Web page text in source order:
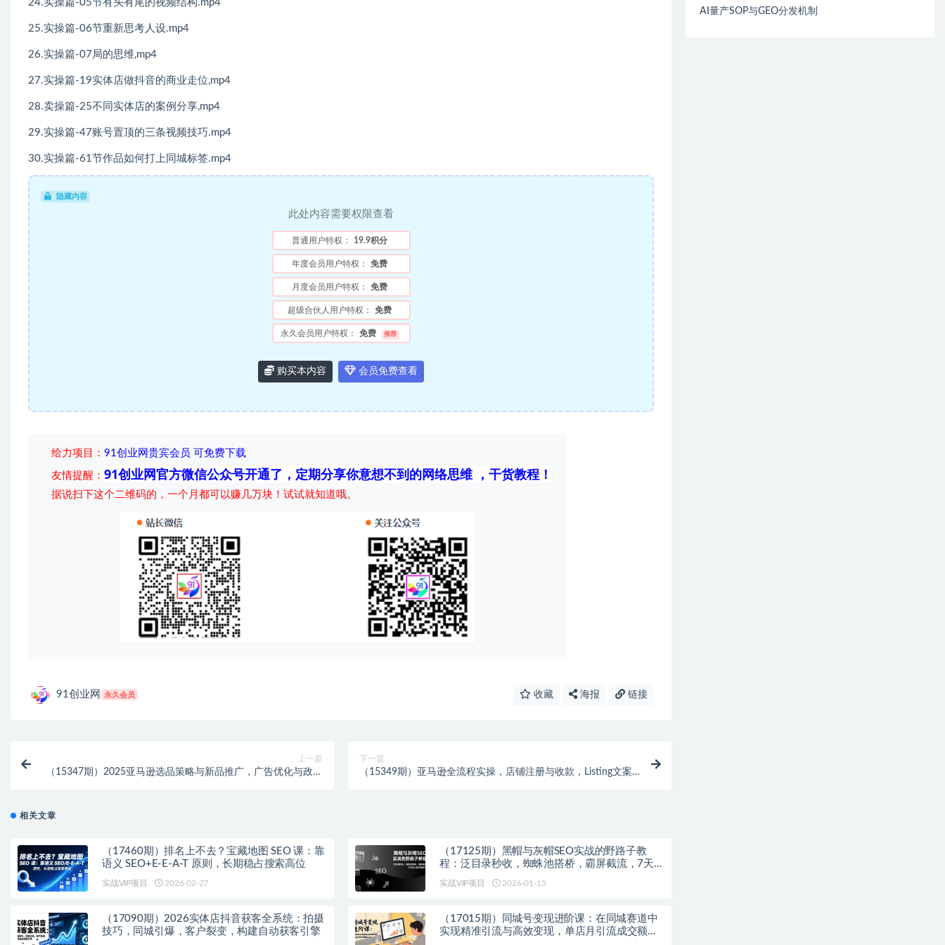
24.实操篇-05节有头有尾的视频结构.mp4
25.实操篇-06节重新思考人设.mp4
26.实操篇-07局的思维,mp4
27.实操篇-19实体店做抖音的商业走位,mp4
28.卖操篇-25不同实体店的案例分享,mp4
29.实操篇-47账号置顶的三条视频技巧.mp4
30.实操篇-61节作品如何打上同城标签.mp4
隐藏内容
此处内容需要权限查看
普通用户特权： 19.9积分
年度会员用户特权： 免费
月度会员用户特权： 免费
超级合伙人用户特权： 免费
永久会员用户特权： 免费 推荐
购买本内容 会员免费查看
给力项目 ： 91创业网贵宾会员 可免费下载
友情提醒： 91创业网官方微信公众号开通了，定期分享你意想不到的网络思维 ，干货教程！
据说扫下这个二维码的，一个月都可以赚几万块！试试就知道哦。
91创业网 永久会员 收藏 海报 链接
上一篇
（15347期）2025亚马逊选品策略与新品推广，广告优化与政策
下一篇
（15349期）亚马逊全流程实操，店铺注册与收款，Listing文案
相关文章
（17460期）排名上不去？宝藏地图 SEO 课：靠
语义 SEO+E-E-A-T 原则，长期稳占搜索高位
实战VIP项目 2026-02-27
（17125期）黑帽与灰帽SEO实战的野路子教
程：泛目录秒收，蜘蛛池搭桥，霸屏截流，7天抢
实战VIP项目 2026-01-15
（17090期）2026实体店抖音获客全系统：拍摄
技巧，同城引爆，客户裂变，构建自动获客引擎
（17015期）同城号变现进阶课：在同城赛道中
实现精准引流与高效变现，单店月引流成交额提
AI量产SOP与GEO分发机制